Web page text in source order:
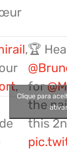
,
,
🏆
for
the
this
Clique para